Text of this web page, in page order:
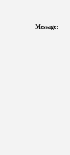
Message: